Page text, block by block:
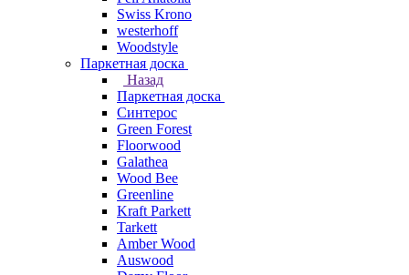
Swiss Krono
westerhoff
Woodstyle
Паркетная доска
Назад
Паркетная доска
Синтерос
Green Forest
Floorwood
Galathea
Wood Bee
Greenline
Kraft Parkett
Tarkett
Amber Wood
Auswood